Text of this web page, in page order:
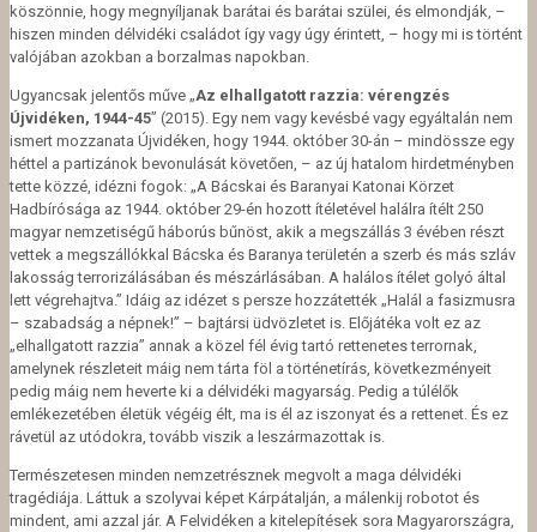
köszönnie, hogy megnyíljanak barátai és barátai szülei, és elmondják, –
hiszen minden délvidéki családot így vagy úgy érintett, – hogy mi is történt
valójában azokban a borzalmas napokban.
Ugyancsak jelentős műve „Az elhallgatott razzia: vérengzés
Újvidéken, 1944-45” (2015). Egy nem vagy kevésbé vagy egyáltalán nem
ismert mozzanata Újvidéken, hogy 1944. október 30-án – mindössze egy
héttel a partizánok bevonulását követően, – az új hatalom hirdetményben
tette közzé, idézni fogok: „A Bácskai és Baranyai Katonai Körzet
Hadbírósága az 1944. október 29-én hozott ítéletével halálra ítélt 250
magyar nemzetiségű háborús bűnöst, akik a megszállás 3 évében részt
vettek a megszállókkal Bácska és Baranya területén a szerb és más szláv
lakosság terrorizálásában és mészárlásában. A halálos ítélet golyó által
lett végrehajtva.” Idáig az idézet s persze hozzátették „Halál a fasizmusra
– szabadság a népnek!” – bajtársi üdvözletet is. Előjátéka volt ez az
„elhallgatott razzia” annak a közel fél évig tartó rettenetes terrornak,
amelynek részleteit máig nem tárta föl a történetírás, következményeit
pedig máig nem heverte ki a délvidéki magyarság. Pedig a túlélők
emlékezetében életük végéig élt, ma is él az iszonyat és a rettenet. És ez
rávetül az utódokra, tovább viszik a leszármazottak is.
Természetesen minden nemzetrésznek megvolt a maga délvidéki
tragédiája. Láttuk a szolyvai képet Kárpátalján, a málenkij robotot és
mindent, ami azzal jár. A Felvidéken a kitelepítések sora Magyarországra,